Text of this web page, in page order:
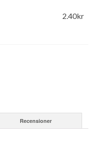
2.40kr
Recensioner